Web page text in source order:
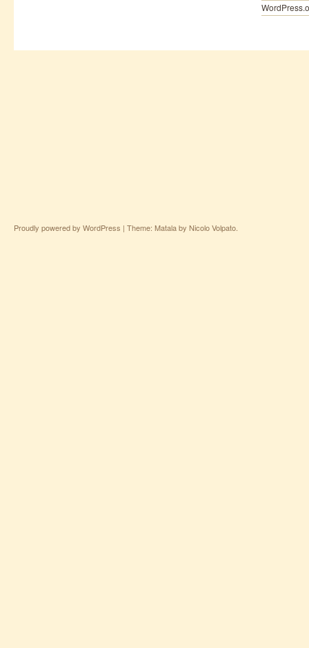
Proudly powered by WordPress | Theme: Matala by Nicolo Volpato